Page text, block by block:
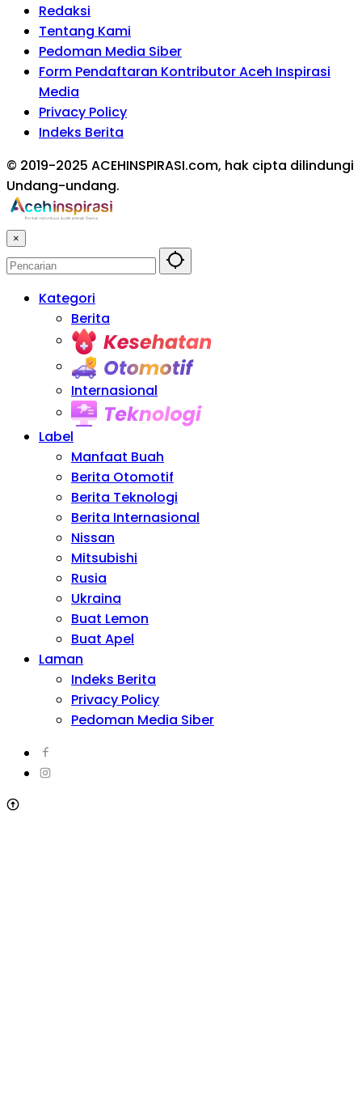
Redaksi
Tentang Kami
Pedoman Media Siber
Form Pendaftaran Kontributor Aceh Inspirasi
Media
Privacy Policy
Indeks Berita
© 2019-2025 ACEHINSPIRASI.com, hak cipta dilindungi
Undang-undang.
×
Kategori
Berita
Internasional
Label
Manfaat Buah
Berita Otomotif
Berita Teknologi
Berita Internasional
Nissan
Mitsubishi
Rusia
Ukraina
Buat Lemon
Buat Apel
Laman
Indeks Berita
Privacy Policy
Pedoman Media Siber